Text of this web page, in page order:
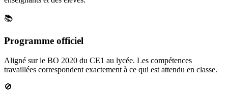
📚
Programme officiel
Aligné sur le BO 2020 du CE1 au lycée. Les compétences
travaillées correspondent exactement à ce qui est attendu en classe.
🚫